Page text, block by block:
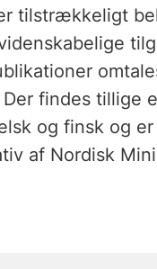
tilstrækkeligt
findes tillige
og finsk og
af Nordisk